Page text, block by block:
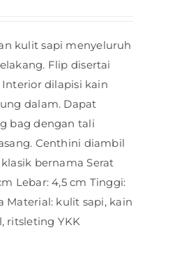
kulit sapi menyeluruh
Flip disertai
dilapisi kain
dalam. Dapat
bag dengan tali
Centhini diambil
bernama Serat
Lebar: 4,5 cm Tinggi:
Material: kulit sapi, kain
ritsleting YKK